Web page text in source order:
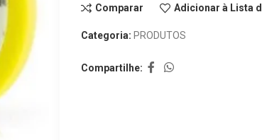
Comparar Adicionar à Lista
Categoria: PRODUTOS
Compartilhe: